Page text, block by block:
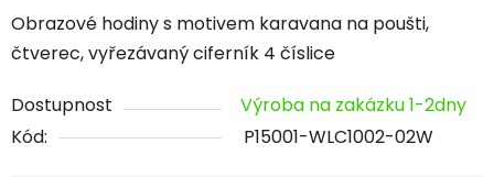
Obrazové hodiny s motivem karavana na poušti,
čtverec, vyřezávaný ciferník 4 číslice
Dostupnost
Výroba na zakázku 1-2dny
Kód:
P15001-WLC1002-02W